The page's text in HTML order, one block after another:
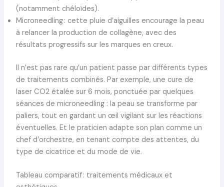
(notamment chéloïdes).
Microneedling : cette pluie d’aiguilles encourage la peau
à relancer la production de collagène, avec des
résultats progressifs sur les marques en creux.
Il n’est pas rare qu’un patient passe par différents types
de traitements combinés. Par exemple, une cure de
laser CO2 étalée sur 6 mois, ponctuée par quelques
séances de microneedling : la peau se transforme par
paliers, tout en gardant un œil vigilant sur les réactions
éventuelles. Et le praticien adapte son plan comme un
chef d’orchestre, en tenant compte des attentes, du
type de cicatrice et du mode de vie.
Tableau comparatif : traitements médicaux et